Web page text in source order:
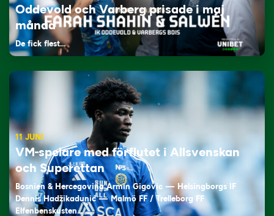
Oddevold och Varberg prisade i maj
månad
De fick flest…
11 JUNI
VM-spelare med förflutet i Allsvenskan
och Superettan
Bosnien & Hercegovina Armin Gigovic — Helsingborgs IF
Dennis Hadžikadunić — Malmö FF / Trelleborg FF
Elfenbenskusten…